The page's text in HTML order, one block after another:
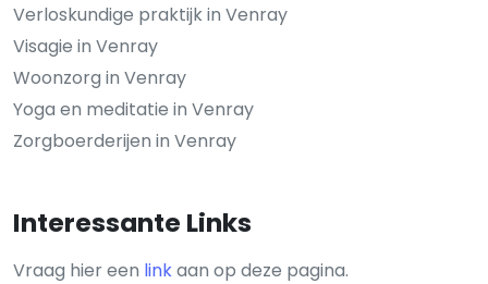
Verloskundige praktijk in Venray
Visagie in Venray
Woonzorg in Venray
Yoga en meditatie in Venray
Zorgboerderijen in Venray
Interessante Links
Vraag hier een linkaan op deze pagina.